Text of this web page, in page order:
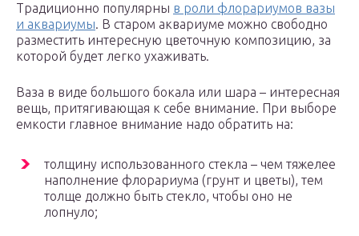
Традиционно популярны в роли флорариумов вазы
и аквариумы. В старом аквариуме можно свободно
разместить интересную цветочную композицию, за
которой будет легко ухаживать.
Ваза в виде большого бокала или шара – интересная
вещь, притягивающая к себе внимание. При выборе
емкости главное внимание надо обратить на:
толщину использованного стекла – чем тяжелее
наполнение флорариума (грунт и цветы), тем
толще должно быть стекло, чтобы оно не
лопнуло;